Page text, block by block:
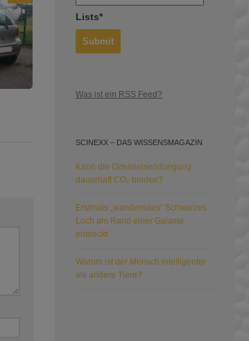
Lists*
Was ist ein RSS Feed?
SCINEXX – DAS WISSENSMAGAZIN
Kann die Ozeaneisendüngung
dauerhaft CO₂ binden?
Erstmals „wanderndes“ Schwarzes
Loch am Rand einer Galaxie
entdeckt
Warum ist der Mensch intelligenter
als andere Tiere?